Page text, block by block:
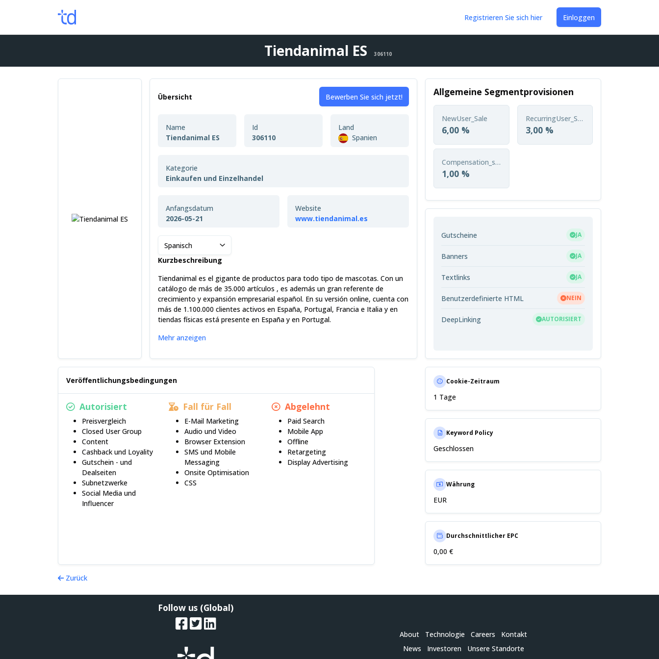
Registrieren Sie sich hier Einloggen
Tiendanimal ES 306110
Übersicht Bewerben Sie sich jetzt!
Name
Tiendanimal ES
Id
306110
Land
Spanien
Kategorie
Einkaufen und Einzelhandel
Anfangsdatum
2026-05-21
Website
www.tiendanimal.es
Spanisch
Kurzbeschreibung
Tiendanimal es el gigante de productos para todo tipo de mascotas. Con un
catálogo de más de 35.000 artículos , es además un gran referente de
crecimiento y expansión empresarial español. En su versión online, cuenta con
más de 1.100.000 clientes activos en España, Portugal, Francia e Italia y en
tiendas físicas está presente en España y en Portugal.
Mehr anzeigen
Allgemeine Segmentprovisionen
NewUser_Sale
6,00 %
RecurringUser_Sale
3,00 %
Compensation_sale
1,00 %
Gutscheine JA
Banners JA
Textlinks JA
Benutzerdefinierte HTML NEIN
DeepLinking AUTORISIERT
Veröffentlichungsbedingungen
Autorisiert
Preisvergleich
Closed User Group
Content
Cashback und Loyality
Gutschein - und
Dealseiten
Subnetzwerke
Social Media und
Influencer
Fall für Fall
E-Mail Marketing
Audio und Video
Browser Extension
SMS und Mobile
Messaging
Onsite Optimisation
CSS
Abgelehnt
Paid Search
Mobile App
Offline
Retargeting
Display Advertising
Cookie-Zeitraum
1 Tage
Keyword Policy
Geschlossen
Währung
EUR
Durchschnittlicher EPC
0,00 €
Zurück
Follow us (Global)
About Technologie Careers
Kontakt
News
Investoren
Unsere Standorte